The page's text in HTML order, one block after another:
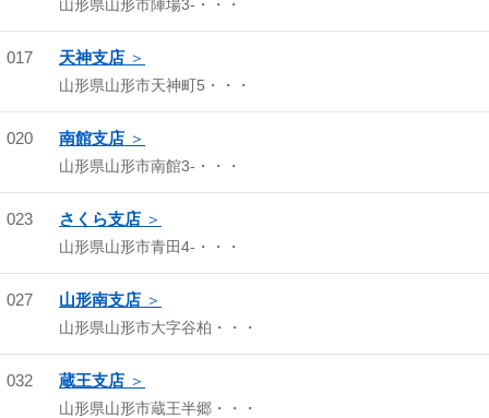
山形県山形市陣場3-・・・
017 天神支店
山形県山形市天神町5・・・
020 南館支店
山形県山形市南館3-・・・
023 さくら支店
山形県山形市青田4-・・・
027 山形南支店
山形県山形市大字谷柏・・・
032 蔵王支店
山形県山形市蔵王半郷・・・